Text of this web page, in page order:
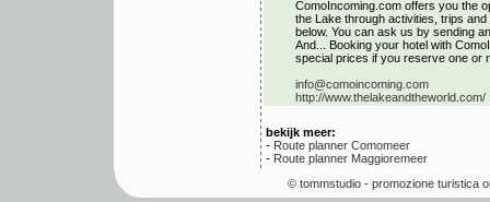
ComoIncoming.com offers you the
the Lake through activities, trips
below. You can ask us by sending
And... Booking your hotel with
special prices if you reserve one or
info@comoincoming.com
http://www.thelakeandtheworld.com/
bekijk meer:
- Route planner Comomeer
- Route planner Maggioremeer
© tommstudio - promozione turistica